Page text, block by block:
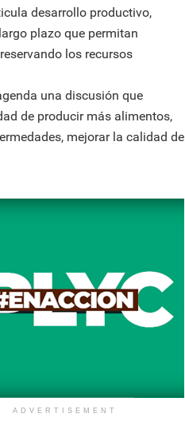
desarrollo productivo,
plazo que permitan
los recursos
una discusión que
de producir más alimentos,
mejorar la calidad de
ADVERTISEMENT